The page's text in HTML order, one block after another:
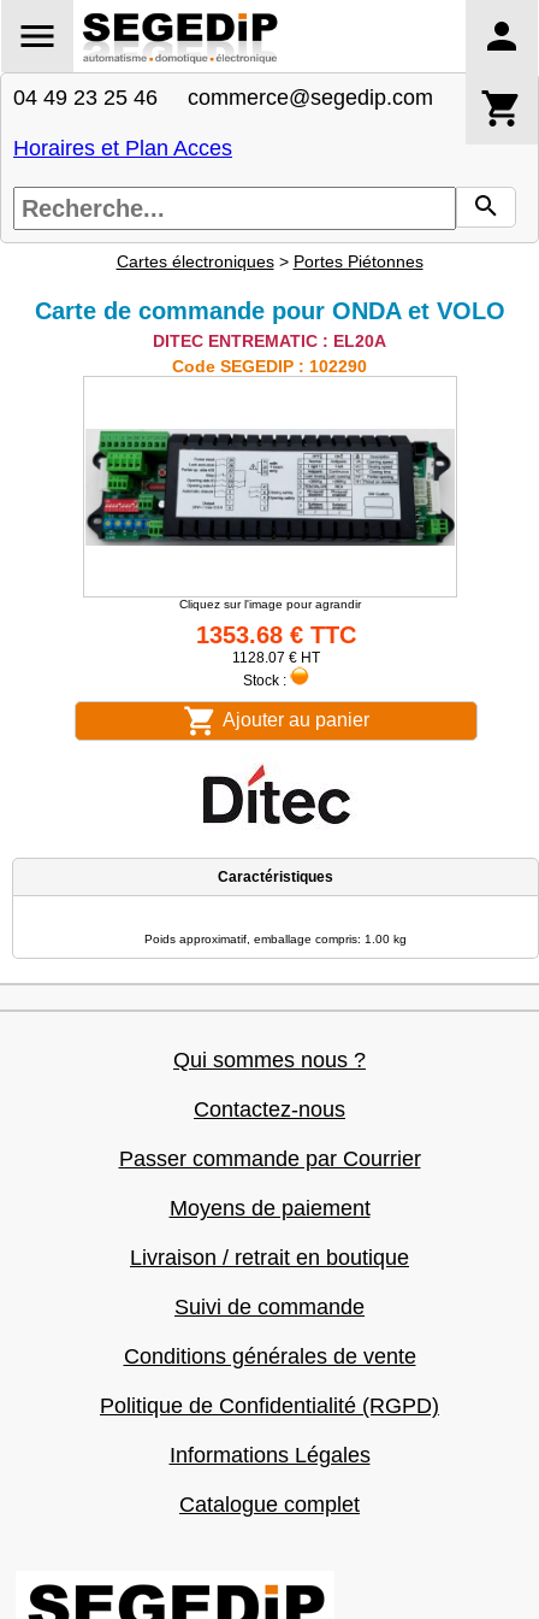
04 49 23 25 46 commerce@segedip.com
Horaires et Plan Acces
Cartes électroniques> Portes Piétonnes
Carte de commande pour ONDA et VOLO
DITEC ENTREMATIC : EL20A
Code SEGEDIP : 102290
Cliquez sur l'image pour agrandir
1353.68 € TTC
1128.07 € HT
Stock :
Ajouter au panier
Caractéristiques
Poids approximatif, emballage compris: 1.00 kg
Qui sommes nous ?
Contactez-nous
Passer commande par Courrier
Moyens de paiement
Livraison / retrait en boutique
Suivi de commande
Conditions générales de vente
Politique de Confidentialité (RGPD)
Informations Légales
Catalogue complet